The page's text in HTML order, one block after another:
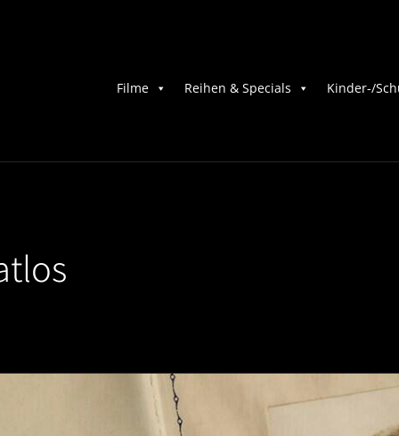
Filme Reihen & Specials Kinder-/